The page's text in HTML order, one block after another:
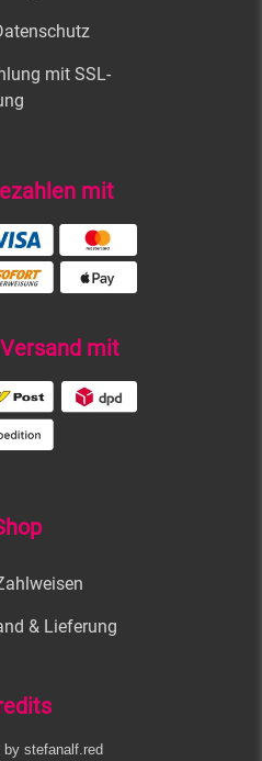
mit SSL-
mit
mit
& Lieferung
by stefanalf.red